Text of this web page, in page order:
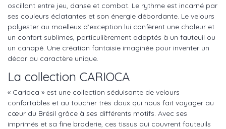
oscillant entre jeu, danse et combat. Le rythme est incarné par
ses couleurs éclatantes et son énergie débordante. Le velours
polyester au moelleux d’exception lui confèrent une chaleur et
un confort sublimes, particulièrement adaptés à un fauteuil ou
un canapé. Une création fantaisie imaginée pour inventer un
décor au caractère unique.
La collection CARIOCA
« Carioca » est une collection séduisante de velours
confortables et au toucher très doux qui nous fait voyager au
cœur du Brésil grâce à ses différents motifs. Avec ses
imprimés et sa fine broderie, ces tissus qui couvrent fauteuils